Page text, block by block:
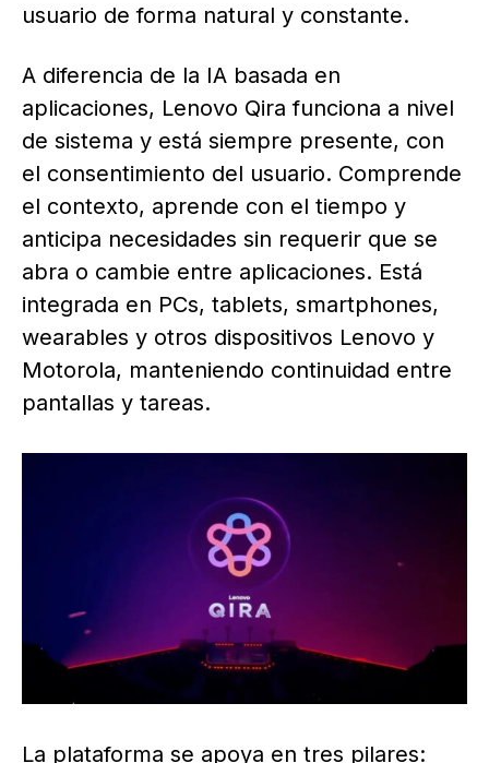
usuario de forma natural y constante.
A diferencia de la IA basada en
aplicaciones, Lenovo Qira funciona a nivel
de sistema y está siempre presente, con
el consentimiento del usuario. Comprende
el contexto, aprende con el tiempo y
anticipa necesidades sin requerir que se
abra o cambie entre aplicaciones. Está
integrada en PCs, tablets, smartphones,
wearables y otros dispositivos Lenovo y
Motorola, manteniendo continuidad entre
pantallas y tareas.
La plataforma se apoya en tres pilares: